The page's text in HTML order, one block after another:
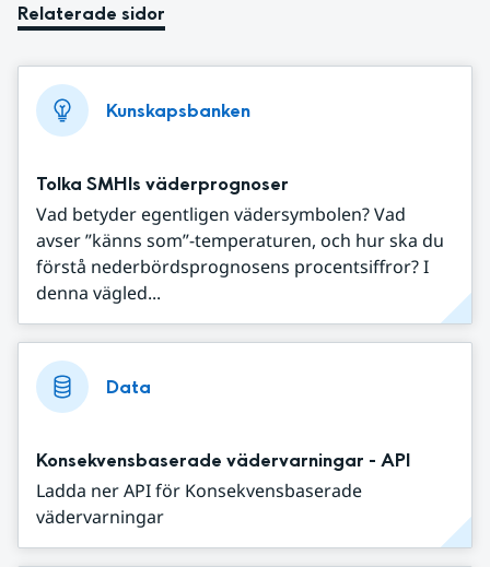
Relaterade sidor
Kunskapsbanken
Tolka SMHIs väderprognoser
Vad betyder egentligen vädersymbolen? Vad
avser ”känns som”-temperaturen, och hur ska du
förstå nederbördsprognosens procentsiffror? I
denna vägled...
Data
Konsekvensbaserade vädervarningar - API
Ladda ner API för Konsekvensbaserade
vädervarningar